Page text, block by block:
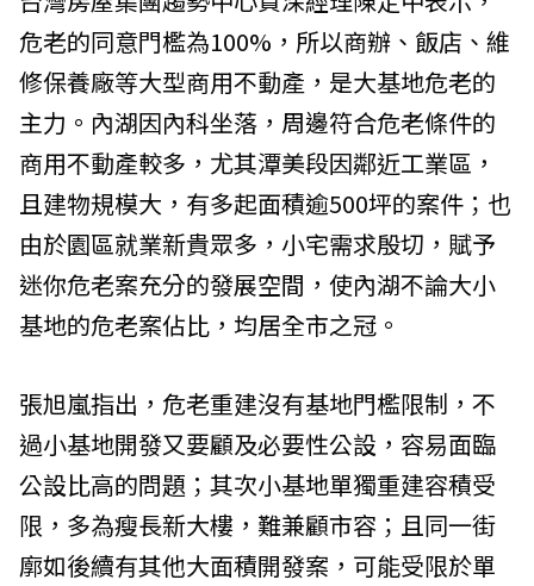
危老的同意門檻為100%，所以商辦、飯店、維
修保養廠等大型商用不動產，是大基地危老的
主力。內湖因內科坐落，周邊符合危老條件的
商用不動產較多，尤其潭美段因鄰近工業區，
且建物規模大，有多起面積逾500坪的案件；也
由於園區就業新貴眾多，小宅需求殷切，賦予
迷你危老案充分的發展空間，使內湖不論大小
基地的危老案佔比，均居全市之冠。
張旭嵐指出，危老重建沒有基地門檻限制，不
過小基地開發又要顧及必要性公設，容易面臨
公設比高的問題；其次小基地單獨重建容積受
限，多為瘦長新大樓，難兼顧市容；且同一街
廓如後續有其他大面積開發案，可能受限於單